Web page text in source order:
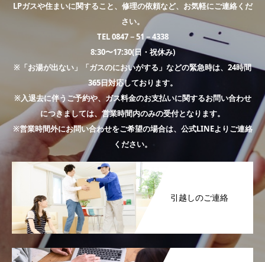
LPガスや住まいに関すること、修理の依頼など、お気軽にご連絡くだ
さい。
TEL 0847－51－4338
8:30〜17:30(日・祝休み)
※「お湯が出ない」「ガスのにおいがする」などの緊急時は、24時間
365日対応しております。
※入退去に伴うご予約や、ガス料金のお支払いに関するお問い合わせ
につきましては、営業時間内のみの受付となります。
※営業時間外にお問い合わせをご希望の場合は、公式LINEよりご連絡
ください。
引越しのご連絡